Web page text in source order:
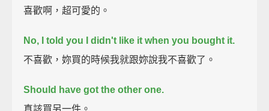
喜歡啊，超可愛的。
No, I told you I didn't like it when you bought it.
不喜歡，妳買的時候我就跟妳說我不喜歡了。
Should have got the other one.
真該買另一件。